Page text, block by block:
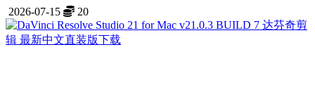
2026-07-15 20